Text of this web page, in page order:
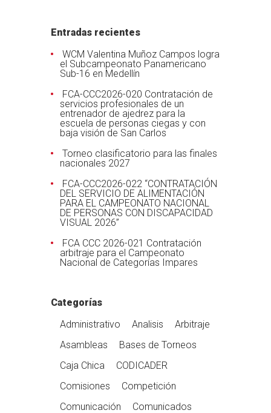
Entradas recientes
WCM Valentina Muñoz Campos logra
el Subcampeonato Panamericano
Sub-16 en Medellín
FCA-CCC2026-020 Contratación de
servicios profesionales de un
entrenador de ajedrez para la
escuela de personas ciegas y con
baja visión de San Carlos
Torneo clasificatorio para las finales
nacionales 2027
FCA-CCC2026-022 “CONTRATACIÓN
DEL SERVICIO DE ALIMENTACIÓN
PARA EL CAMPEONATO NACIONAL
DE PERSONAS CON DISCAPACIDAD
VISUAL 2026”
FCA CCC 2026-021 Contratación
arbitraje para el Campeonato
Nacional de Categorías Impares
Categorías
Administrativo
Analisis
Arbitraje
Asambleas
Bases de Torneos
Caja Chica
CODICADER
Comisiones
Competición
Comunicación
Comunicados